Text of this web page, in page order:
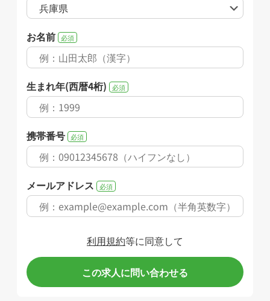
お名前 必須
生まれ年(西暦4桁) 必須
携帯番号 必須
メールアドレス 必須
利用規約等に同意して
この求人に問い合わせる